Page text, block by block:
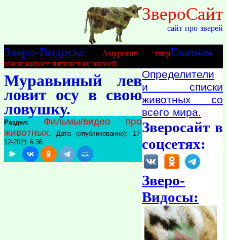
ЗвероСайт
сайт про зверей
≡
Главная
Зверо-Видосы:
Амурский тигр
выслеживает пятнистых оленей.
Муравьиный лев
ловит осу в свою
ловушку.
Раздел:
Фильмы/видео про
животных. Дата (опубликованно): 17-
12-2021 6:36
Определители
и списки
животных со
всего мира.
Зверосайт в
соцсетях:
Зверо-
Видосы: